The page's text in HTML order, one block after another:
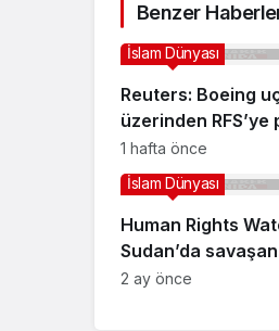
Benzer
Reuters: Boeing
üzerinden RFS’ye
askerler ve silah
İslam Dünyası
1 hafta önce
Human Rights
Sudan’da savaşan
Kolombiyalılar
İslam Dünyası
2 ay önce